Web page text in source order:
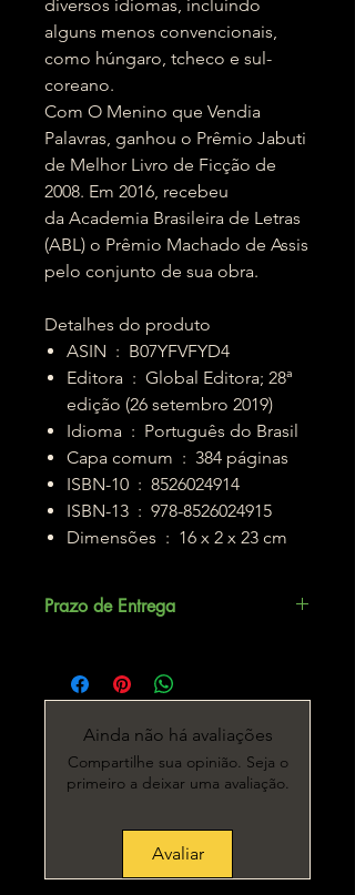
diversos idiomas, incluindo
alguns menos convencionais,
como húngaro, tcheco e sul-
coreano.
Com O Menino que Vendia
Palavras, ganhou o Prêmio Jabuti
de Melhor Livro de Ficção de
2008. Em 2016, recebeu
da Academia Brasileira de Letras
(ABL) o Prêmio Machado de Assis
pelo conjunto de sua obra.
Detalhes do produto
ASIN ‏ : ‎ B07YFVFYD4
Editora ‏ : ‎ Global Editora; 28ª
edição (26 setembro 2019)
Idioma ‏ : ‎ Português do Brasil
Capa comum ‏ : ‎ 384 páginas
ISBN-10 ‏ : ‎ 8526024914
ISBN-13 ‏ : ‎ 978-8526024915
Dimensões ‏ : ‎ 16 x 2 x 23 cm
Prazo de Entrega
Ainda não há avaliações
Compartilhe sua opinião. Seja o
primeiro a deixar uma avaliação.
Avaliar